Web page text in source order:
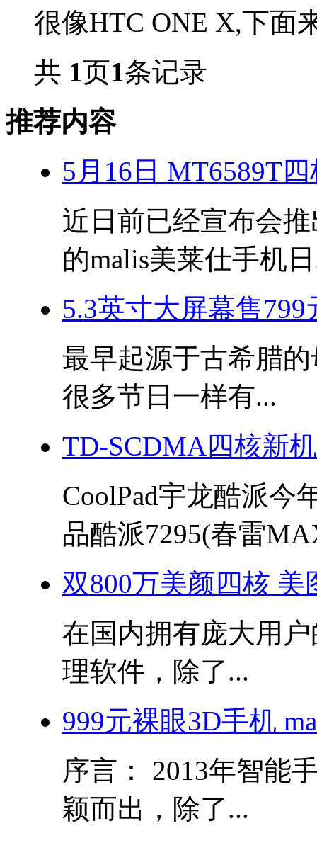
很像HTC ONE X,下面
共 1页1条记录
推荐内容
5月16日 MT6589T
近日前已经宣布会
的malis美莱仕手机
5.3英寸大屏幕售
最早起源于古希腊
很多节日一样有...
TD-SCDMA四核新
CoolPad宇龙酷派今
品酷派7295(春雷
双800万美颜四核 美
在国内拥有庞大用
理软件，除了...
999元裸眼3D手机
序言： 2013年智能
颖而出，除了...